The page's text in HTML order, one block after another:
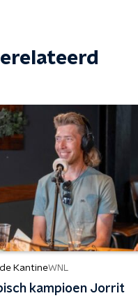
KantineWNL
kampioen Jorrit